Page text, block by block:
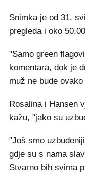
Snimka je od 31.
pregleda i oko
"Samo green
komentara, dok je
muž ne bude
Rosalina i Hansen
kažu, "jako su
"Još smo
gdje su s nama
Stvarno bih svima